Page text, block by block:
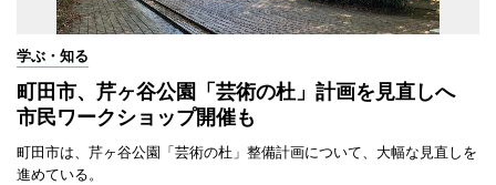
学ぶ・知る
町田市、芹ヶ谷公園「芸術の杜」計画を見直しへ
市民ワークショップ開催も
町田市は、芹ヶ谷公園「芸術の杜」整備計画について、大幅な見直しを
進めている。